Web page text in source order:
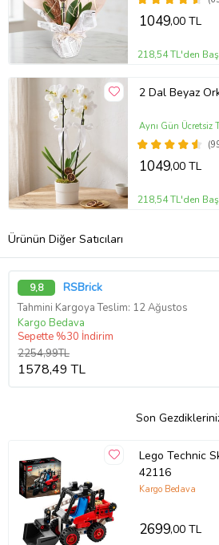
1049,00 TL
218,54 TL'den
2 Dal Beyaz
Aynı Gün Ücretsiz
1049,00 TL
218,54 TL'den
Ürünün Diğer Satıcıları
9,8 RSBrick
Tahmini Kargoya Teslim: 12 Ağustos
Kargo Bedava
Sepette %30 İndirim
2254,99TL
1578,49 TL
Son
Lego Technic
42116
Kargo Bedava
2699,00 TL